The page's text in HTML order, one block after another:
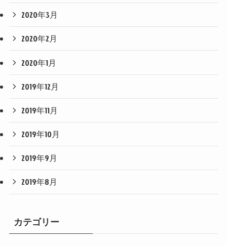
2020年3月
2020年2月
2020年1月
2019年12月
2019年11月
2019年10月
2019年9月
2019年8月
カテゴリー